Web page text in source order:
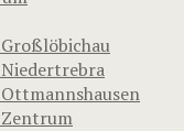
Zentrum